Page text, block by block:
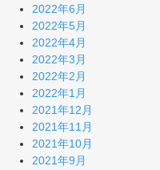
2022年6月
2022年5月
2022年4月
2022年3月
2022年2月
2022年1月
2021年12月
2021年11月
2021年10月
2021年9月